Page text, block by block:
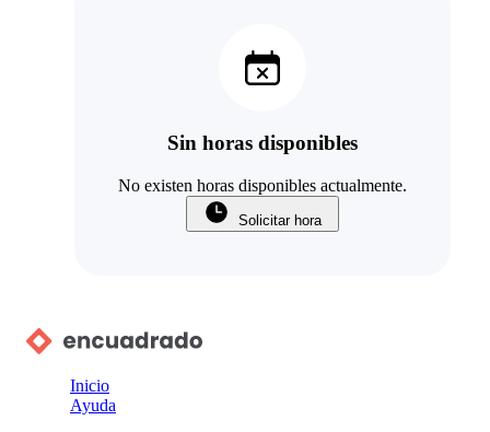
Sin horas disponibles
No existen horas disponibles actualmente.
Solicitar hora
Inicio
Ayuda